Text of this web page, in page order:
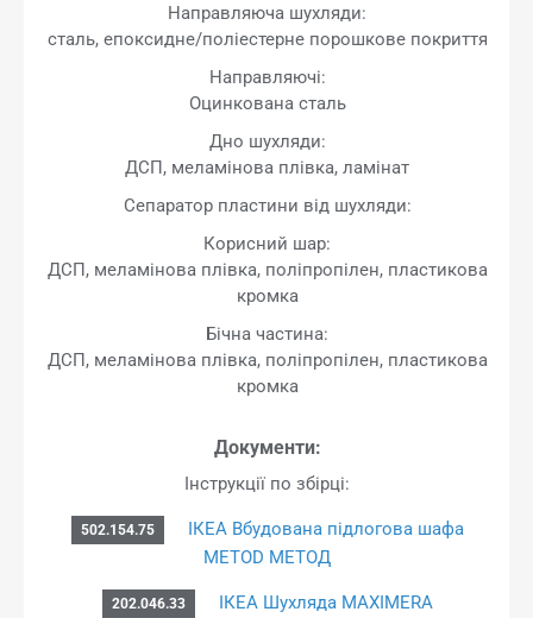
Направляюча шухляди:
сталь, епоксидне/поліестерне порошкове покриття
Направляючі:
Оцинкована сталь
Дно шухляди:
ДСП, меламінова плівка, ламінат
Сепаратор пластини від шухляди:
Корисний шар:
ДСП, меламінова плівка, поліпропілен, пластикова
кромка
Бічна частина:
ДСП, меламінова плівка, поліпропілен, пластикова
кромка
Документи:
Інструкції по збірці:
502.154.75
ІКЕА Вбудована підлогова шафа
METOD МЕТОД
202.046.33
ІКЕА Шухляда MAXIMERA